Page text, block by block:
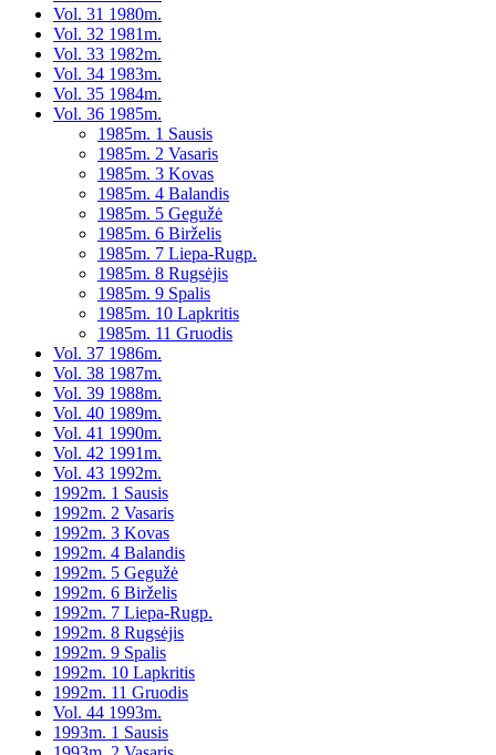
Vol. 31 1980m.
Vol. 32 1981m.
Vol. 33 1982m.
Vol. 34 1983m.
Vol. 35 1984m.
Vol. 36 1985m.
1985m. 1 Sausis
1985m. 2 Vasaris
1985m. 3 Kovas
1985m. 4 Balandis
1985m. 5 Gegužė
1985m. 6 Birželis
1985m. 7 Liepa-Rugp.
1985m. 8 Rugsėjis
1985m. 9 Spalis
1985m. 10 Lapkritis
1985m. 11 Gruodis
Vol. 37 1986m.
Vol. 38 1987m.
Vol. 39 1988m.
Vol. 40 1989m.
Vol. 41 1990m.
Vol. 42 1991m.
Vol. 43 1992m.
1992m. 1 Sausis
1992m. 2 Vasaris
1992m. 3 Kovas
1992m. 4 Balandis
1992m. 5 Gegužė
1992m. 6 Birželis
1992m. 7 Liepa-Rugp.
1992m. 8 Rugsėjis
1992m. 9 Spalis
1992m. 10 Lapkritis
1992m. 11 Gruodis
Vol. 44 1993m.
1993m. 1 Sausis